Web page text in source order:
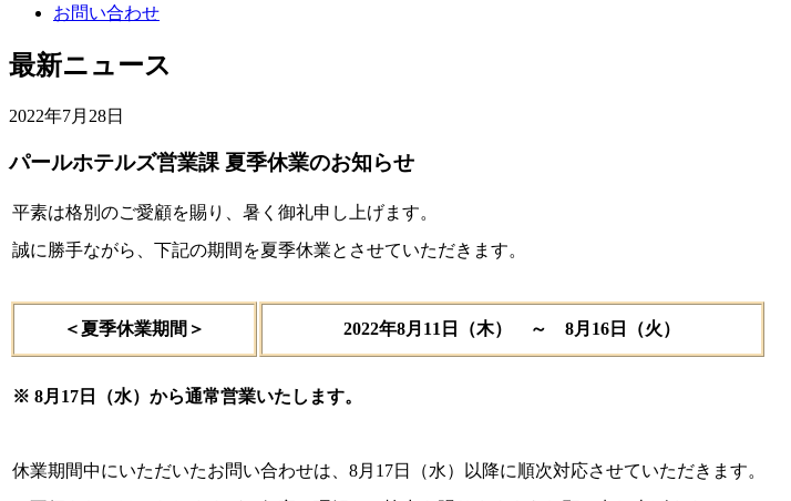
お問い合わせ
最新ニュース
2022年7月28日
パールホテルズ営業課 夏季休業のお知らせ
平素は格別のご愛顧を賜り、暑く御礼申し上げます。
誠に勝手ながら、下記の期間を夏季休業とさせていただきます。
＜夏季休業期間＞ 2022年8月11日（木） ～ 8月16日（火）
※ 8月17日（水）から通常営業いたします。
休業期間中にいただいたお問い合わせは、8月17日（水）以降に順次対応させていただきます。